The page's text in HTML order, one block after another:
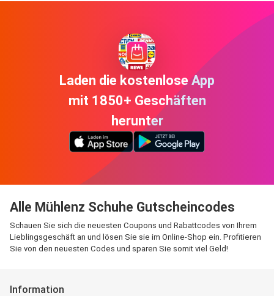
Laden die kostenlose App
mit 1850+ Geschäften
herunter
Alle Mühlenz Schuhe Gutscheincodes
Schauen Sie sich die neuesten Coupons und Rabattcodes von Ihrem
Lieblingsgeschäft an und lösen Sie sie im Online-Shop ein. Profitieren
Sie von den neuesten Codes und sparen Sie somit viel Geld!
Information